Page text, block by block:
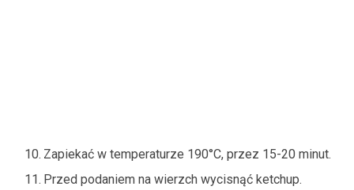
Zapiekać w temperaturze 190°C, przez 15-20 minut.
Przed podaniem na wierzch wycisnąć ketchup.